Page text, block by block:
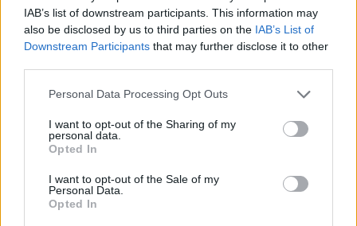
IAB’s list of downstream participants. This information may
also be disclosed by us to third parties on the IAB’s List of
Downstream Participants that may further disclose it to other
Personal Data Processing Opt Outs
I want to opt-out of the Sharing of my
personal data.
Opted In
I want to opt-out of the Sale of my
Personal Data.
Opted In